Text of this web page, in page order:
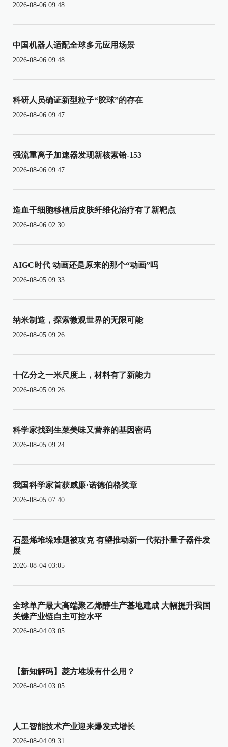
2026-08-06 09:48
中国机器人适配全球多元应用场景
2026-08-06 09:48
科研人员确证新型粒子“胶球”的存在
2026-08-06 09:47
强流重离子加速器发现新核素铪-153
2026-08-06 09:47
造血干细胞移植后皮肤纤维化治疗有了新靶点
2026-08-06 02:30
AIGC时代 动画还是原来的那个“动画”吗
2026-08-05 09:33
纳米制造，探索微观世界的无限可能
2026-08-05 09:26
十亿分之一米尺度上，材料有了新能力
2026-08-05 09:26
科学家找到生菜美味又营养的基因密码
2026-08-05 09:24
我国科学家首获威廉·诺德伯格奖章
2026-08-05 07:40
石墨烯堆垛难题被攻克 有望推动新一代拓扑量子器件发
展
2026-08-04 03:05
全球单产最大高端聚乙烯醇生产基地建成 大幅提升我国
关键产业链自主可控水平
2026-08-04 03:05
【新知解码】菱方堆垛有什么用？
2026-08-04 03:05
人工智能技术产业迎来爆发式增长
2026-08-04 09:31